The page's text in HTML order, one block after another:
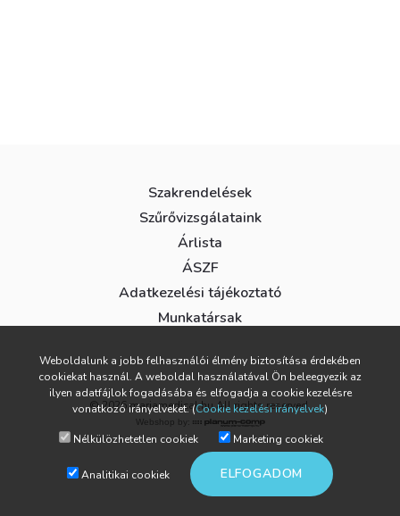
Weboldalunk a jobb felhasználói élmény biztosítása érdekében
cookiekat használ. A weboldal használatával Ön beleegyezik az
ilyen adatfájlok fogadásába és elfogadja a cookie kezelésre
vonatkozó irányelveket. (Cookie kezelési irányelvek)
Nélkülözhetetlen cookiek Marketing cookiek
Analitikai cookiek ELFOGADOM
Szakrendelések
Szűrővizsgálataink
Árlista
ÁSZF
Adatkezelési tájékoztató
Munkatársak
© 2026 mariamedical.hu All rights reserved.
Webshop by: